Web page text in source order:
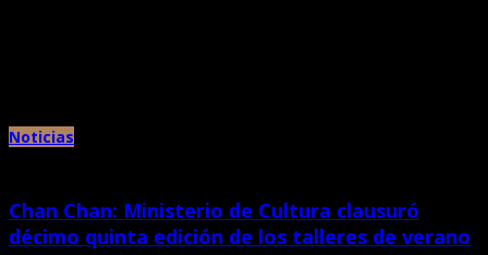
Noticias
Chan Chan: Ministerio de Cultura clausuró
décimo quinta edición de los talleres de verano